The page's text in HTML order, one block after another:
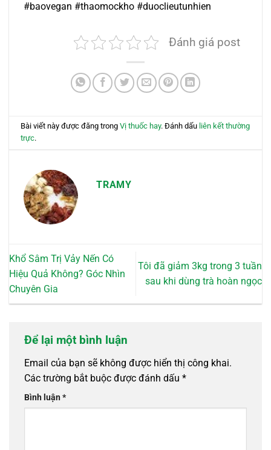
#baovegan #thaomockho #duoclieutunhien
Đánh giá post
Bài viết này được đăng trongVị thuốc hay. Đánh dấu liên kết thường
trực.
TRAMY
Khổ Sâm Trị Vảy Nến Có
Hiệu Quả Không? Góc Nhìn
Chuyên Gia
Tôi đã giảm 3kg trong 3 tuần
sau khi dùng trà hoàn ngọc
Để lại một bình luận
Email của bạn sẽ không được hiển thị công khai.
Các trường bắt buộc được đánh dấu *
Bình luận*